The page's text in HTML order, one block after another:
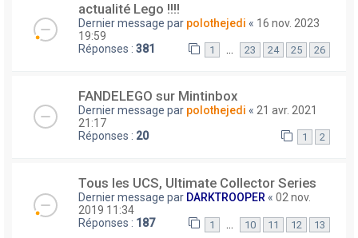
actualité Lego !!!!
Dernier message par polothejedi « 16 nov. 2023
19:59
Réponses : 381 1 … 23 24 25 26
FANDELEGO sur Mintinbox
Dernier message par polothejedi « 21 avr. 2021
21:17
Réponses : 20 1 2
Tous les UCS, Ultimate Collector Series
Dernier message par DARKTROOPER « 02 nov.
2019 11:34
Réponses : 187 1 10 11 12 13